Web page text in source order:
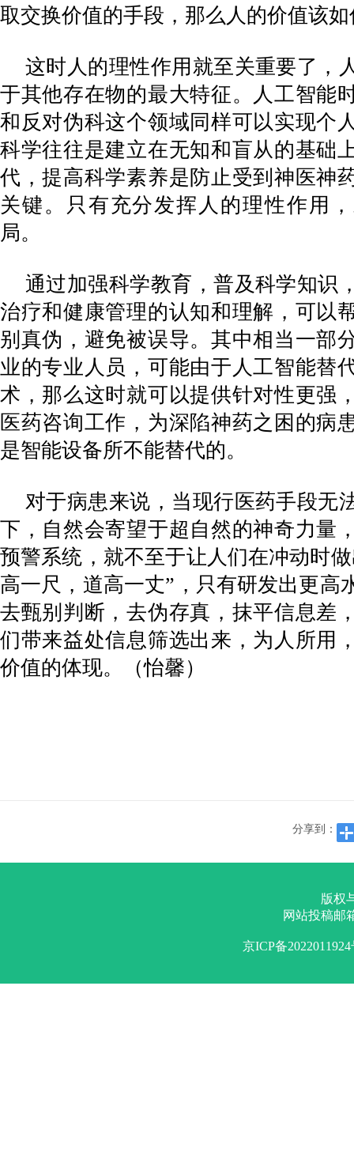
取交换价值的手段，那么人的价值该
这时人的理性作用就至关重要了，
于其他存在物的最大特征。人工智能
和反对伪科这个领域同样可以实现个
科学往往是建立在无知和盲从的基础
代，提高科学素养是防止受到神医神
关键。只有充分发挥人的理性作用
局。
通过加强科学教育，普及科学知识
治疗和健康管理的认知和理解，可以
别真伪，避免被误导。其中相当一部
业的专业人员，可能由于人工智能替
术，那么这时就可以提供针对性更强
医药咨询工作，为深陷神药之困的病
是智能设备所不能替代的。
对于病患来说，当现行医药手段无
下，自然会寄望于超自然的神奇力量
预警系统，就不至于让人们在冲动时
高一尺，道高一丈”，只有研发出更高
去甄别判断，去伪存真，抹平信息差
们带来益处信息筛选出来，为人所用
价值的体现。（怡馨）
分享到：
版权
网站投稿邮
京ICP备